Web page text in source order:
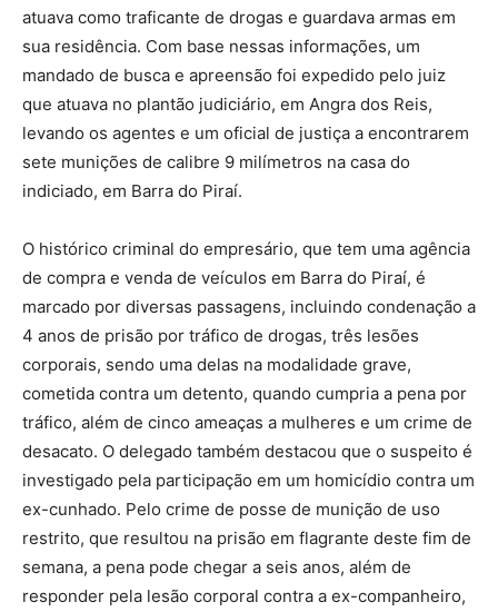
atuava como traficante de drogas e guardava armas em
sua residência. Com base nessas informações, um
mandado de busca e apreensão foi expedido pelo juiz
que atuava no plantão judiciário, em Angra dos Reis,
levando os agentes e um oficial de justiça a encontrarem
sete munições de calibre 9 milímetros na casa do
indiciado, em Barra do Piraí.
O histórico criminal do empresário, que tem uma agência
de compra e venda de veículos em Barra do Piraí, é
marcado por diversas passagens, incluindo condenação a
4 anos de prisão por tráfico de drogas, três lesões
corporais, sendo uma delas na modalidade grave,
cometida contra um detento, quando cumpria a pena por
tráfico, além de cinco ameaças a mulheres e um crime de
desacato. O delegado também destacou que o suspeito é
investigado pela participação em um homicídio contra um
ex-cunhado. Pelo crime de posse de munição de uso
restrito, que resultou na prisão em flagrante deste fim de
semana, a pena pode chegar a seis anos, além de
responder pela lesão corporal contra a ex-companheiro,